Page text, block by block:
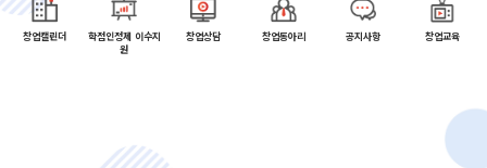
열기
창업캘린더
학점인정제 이수지
원
창업상담 창업동아리 공지사항 창업교육